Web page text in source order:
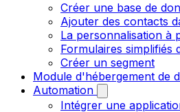
Créer une base de
Ajouter des contacts
La personnalisation à
Formulaires simplifiés
Créer un segment
Module d'hébergement de
Automation
Intégrer une